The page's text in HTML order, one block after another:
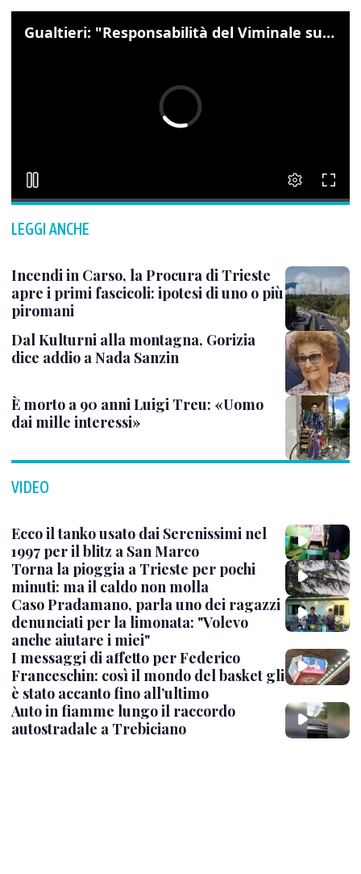
LEGGI ANCHE
Incendi in Carso, la Procura di Trieste
apre i primi fascicoli: ipotesi di uno o più
piromani
Dal Kulturni alla montagna, Gorizia
dice addio a Nada Sanzin
È morto a 90 anni Luigi Treu: «Uomo
dai mille interessi»
VIDEO
Ecco il tanko usato dai Serenissimi nel
1997 per il blitz a San Marco
Torna la pioggia a Trieste per pochi
minuti: ma il caldo non molla
Caso Pradamano, parla uno dei ragazzi
denunciati per la limonata: "Volevo
anche aiutare i miei"
I messaggi di affetto per Federico
Franceschin: così il mondo del basket gli
è stato accanto fino all’ultimo
Auto in fiamme lungo il raccordo
autostradale a Trebiciano